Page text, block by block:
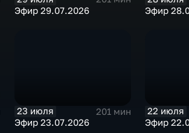
Эфир 29.07.2026
Эфир
23 июля
201 мин
Эфир 23.07.2026
22 июля
Эфир